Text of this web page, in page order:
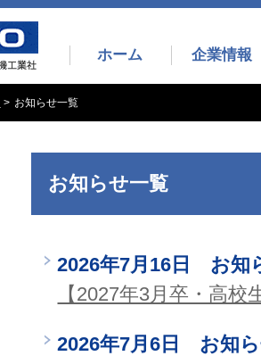
ホーム 企業情報
お知らせ一覧
お知らせ一覧
2026年7月16日 お知
【2027年3月卒・高
2026年7月6日 お知